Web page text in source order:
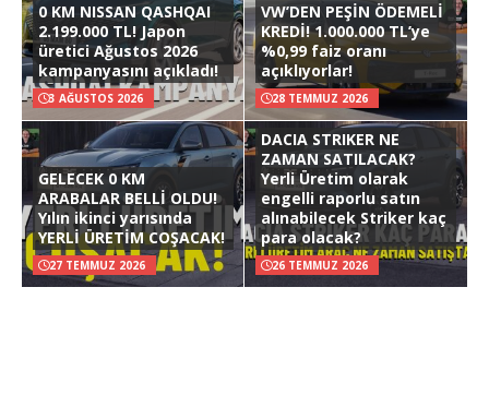
0 KM NISSAN QASHQAI
2.199.000 TL! Japon
üretici Ağustos 2026
kampanyasını açıkladı!
3 AĞUSTOS 2026
VW’DEN PEŞİN ÖDEMELİ
KREDİ! 1.000.000 TL’ye
%0,99 faiz oranı
açıklıyorlar!
28 TEMMUZ 2026
GELECEK 0 KM
ARABALAR BELLİ OLDU!
Yılın ikinci yarısında
YERLİ ÜRETİM COŞACAK!
27 TEMMUZ 2026
DACIA STRIKER NE
ZAMAN SATILACAK?
Yerli Üretim olarak
engelli raporlu satın
alınabilecek Striker kaç
para olacak?
26 TEMMUZ 2026